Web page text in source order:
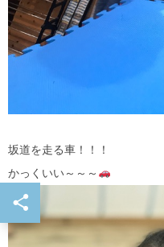
坂道を走る車！！！
かっくいい～～～